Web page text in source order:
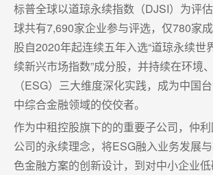
标普全球以道琼永续指数（DJSI）为评
球共有7,690家企业参与评选，仅780家
股自2020年起连续五年入选“道琼永续世
续新兴市场指数”成分股，并持续在环境
（ESG）三大维度深化实践，成为中国
中综合金融领域的佼佼者。
作为中租控股旗下的的重要子公司，仲
公司的永续理念，将ESG融入业务发展
色金融方案的创新设计，到对中小企业低